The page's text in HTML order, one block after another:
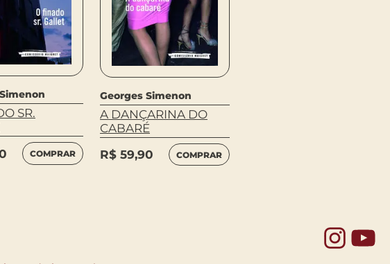
SR.
COMPRAR
Georges Simenon
A DANÇARINA DO
CABARÉ
R$ 59,90 COMPRAR